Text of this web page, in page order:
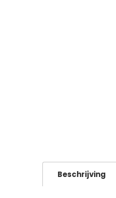
Beschrijving